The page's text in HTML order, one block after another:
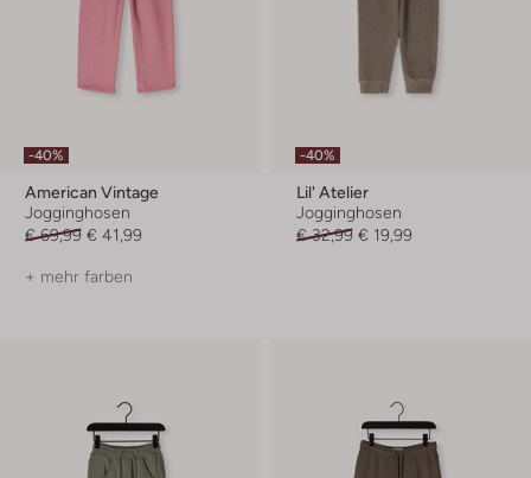
-40%
American Vintage
Jogginghosen
€ 69,99 € 41,99
+ mehr farben
-40%
Lil' Atelier
Jogginghosen
€ 32,99 € 19,99